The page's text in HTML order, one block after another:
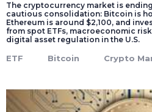
The cryptocurrency market is
cautious consolidation: Bitcoin is
Ethereum is around $2,100, and
from spot ETFs, macroeconomic
digital asset regulation in the U.S.
ETF Bitcoin Crypto